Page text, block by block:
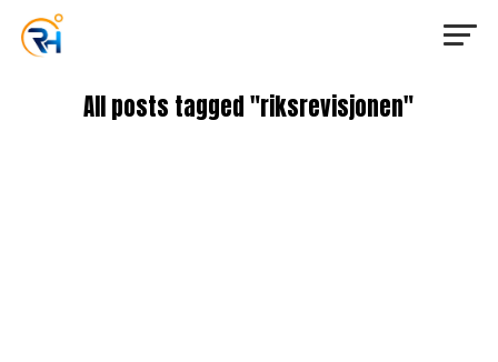
All posts tagged "riksrevisjonen"